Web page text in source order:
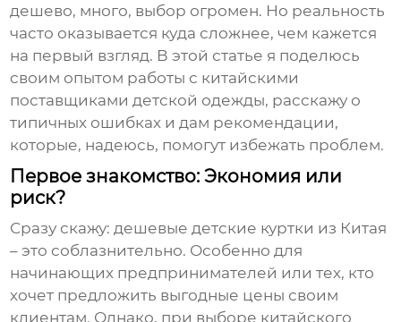
дешево, много, выбор огромен. Но реальность
часто оказывается куда сложнее, чем кажется
на первый взгляд. В этой статье я поделюсь
своим опытом работы с китайскими
поставщиками детской одежды, расскажу о
типичных ошибках и дам рекомендации,
которые, надеюсь, помогут избежать проблем.
Первое знакомство: Экономия или
риск?
Сразу скажу: дешевыедетские куртки из Китая
– это соблазнительно. Особенно для
начинающих предпринимателей или тех, кто
хочет предложить выгодные цены своим
клиентам. Однако, при выборе китайского